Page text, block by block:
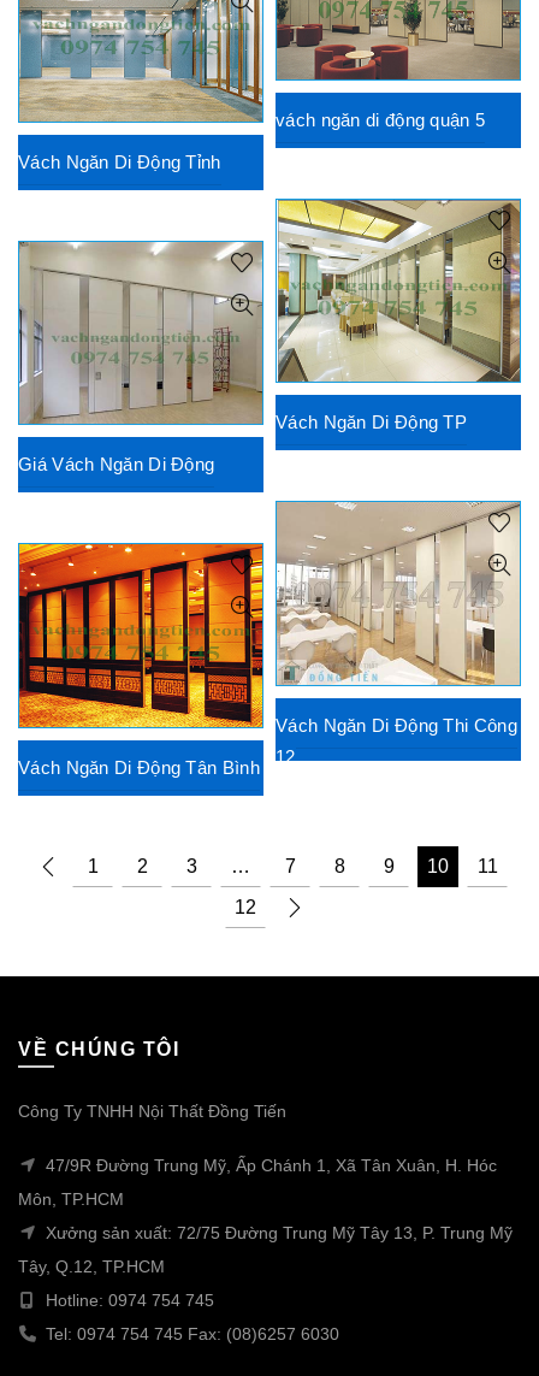
vách ngăn di động quận 5
Vách Ngăn Di Động Tỉnh
Vách Ngăn Di Động TP
Giá Vách Ngăn Di Động
Vách Ngăn Di Động Thi Công
12
Vách Ngăn Di Động Tân Bình
1 2 3 … 7 8 9 10
11
12
VỀ CHÚNG TÔI
Công Ty TNHH Nội Thất Đồng Tiến
47/9R Đường Trung Mỹ, Ấp Chánh 1, Xã Tân Xuân, H. Hóc
Môn, TP.HCM
Xưởng sản xuất: 72/75 Đường Trung Mỹ Tây 13, P. Trung Mỹ
Tây, Q.12, TP.HCM
Hotline: 0974 754 745
Tel: 0974 754 745 Fax: (08)6257 6030